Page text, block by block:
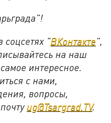
соцсетях "ВКонтакте",
на наш
интересное.
с нами,
вопросы,
ug@Tsargrad.TV.